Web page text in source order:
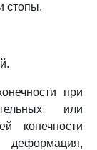
стопы.
при
или
конечности